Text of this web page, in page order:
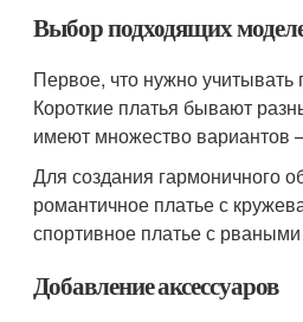
Выбор подходящих
Первое, что нужно
Короткие платья бывают
имеют множество вариантов
Для создания гармоничного
романтичное платье с
спортивное платье с
Добавление аксессуаров